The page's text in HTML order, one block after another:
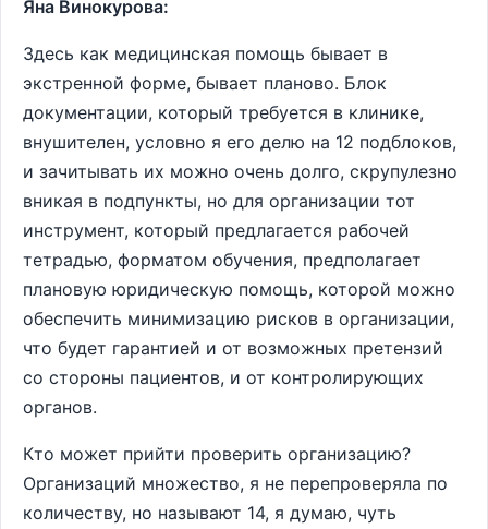
Яна Винокурова:
Здесь как медицинская помощь бывает в
экстренной форме, бывает планово. Блок
документации, который требуется в клинике,
внушителен, условно я его делю на 12 подблоков,
и зачитывать их можно очень долго, скрупулезно
вникая в подпункты, но для организации тот
инструмент, который предлагается рабочей
тетрадью, форматом обучения, предполагает
плановую юридическую помощь, которой можно
обеспечить минимизацию рисков в организации,
что будет гарантией и от возможных претензий
со стороны пациентов, и от контролирующих
органов.
Кто может прийти проверить организацию?
Организаций множество, я не перепроверяла по
количеству, но называют 14, я думаю, чуть